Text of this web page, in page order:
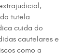
tutela
cuida do
cautelares e
como a